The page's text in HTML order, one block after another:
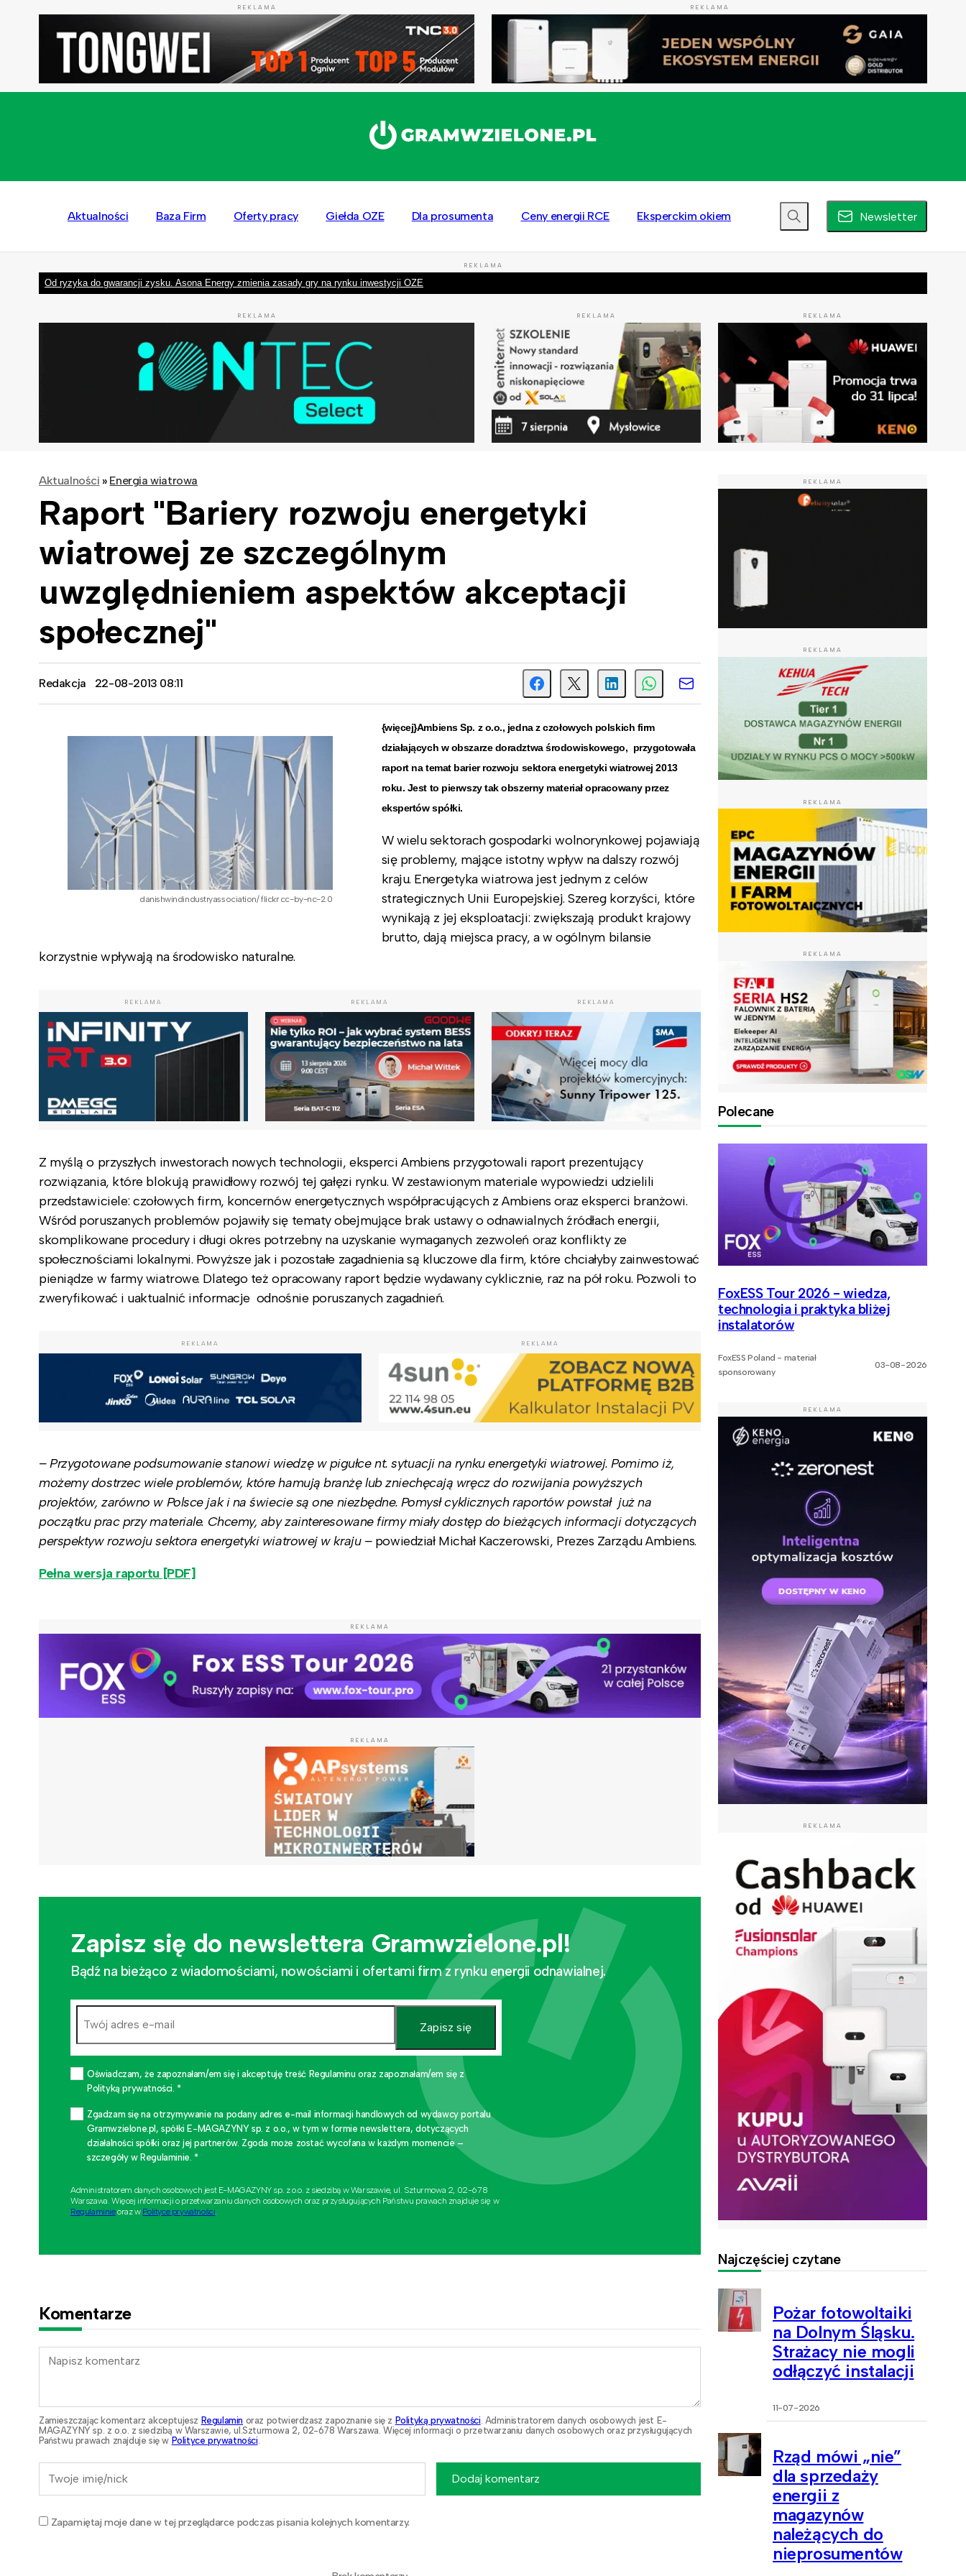
REKLAMA REKLAMA
Aktualności Baza Firm Oferty pracy Giełda OZE Dla prosumenta Ceny energii RCE Eksperckim okiem Newsletter
REKLAMA
Od ryzyka do gwarancji zysku. Asona Energy zmienia zasady gry na rynku inwestycji OZE
REKLAMA REKLAMA REKLAMA
Aktualności » Energia wiatrowa
Raport "Bariery rozwoju energetyki
wiatrowej ze szczególnym
uwzględnieniem aspektów akceptacji
społecznej"
Redakcja 22-08-2013 08:11
danishwindindustryassociation/ flickr cc-by-nc-2.0
{więcej}Ambiens Sp. z o.o., jedna z czołowych polskich firm
działających w obszarzedoradztwa środowiskowego, przygotowała
raport na temat barier rozwoju sektora energetyki wiatrowej 2013
roku. Jest to pierwszy tak obszerny materiał opracowany przez
ekspertów spółki.
W wielu sektorach gospodarki wolnorynkowej pojawiają
się problemy, mające istotny wpływ na dalszy rozwój
kraju. Energetyka wiatrowa jest jednym z celów
strategicznych Unii Europejskiej. Szereg korzyści, które
wynikają z jej eksploatacji: zwiększają produkt krajowy
brutto, dają miejsca pracy, a w ogólnym bilansie
korzystnie wpływają na środowisko naturalne.
REKLAMA REKLAMA REKLAMA
Z myślą o przyszłych inwestorach nowych technologii, eksperci Ambiens przygotowali raport prezentujący
rozwiązania, które blokują prawidłowy rozwój tej gałęzi rynku. W zestawionym materiale wypowiedzi udzielili
przedstawiciele: czołowych firm, koncernów energetycznych współpracujących z Ambiens oraz eksperci branżowi.
Wśród poruszanych problemów pojawiły się tematy obejmujące brak ustawy o odnawialnych źródłach energii,
skomplikowane procedury i długi okres potrzebny na uzyskanie wymaganych zezwoleń oraz konflikty ze
społecznościami lokalnymi. Powyższe jak i pozostałe zagadnienia są kluczowe dla firm, które chciałyby zainwestować
pieniądze w farmy wiatrowe. Dlatego też opracowany raport będzie wydawany cyklicznie, raz na pół roku. Pozwoli to
zweryfikować i uaktualnić informacje odnośnie poruszanych zagadnień.
REKLAMA REKLAMA
– Przygotowane podsumowanie stanowi wiedzę w pigułce nt. sytuacji na rynku energetyki wiatrowej. Pomimo iż,
możemy dostrzec wiele problemów, które hamują branżę lub zniechęcają wręcz do rozwijania powyższych
projektów, zarówno w Polsce jak i na świecie są one niezbędne. Pomysł cyklicznych raportów powstał już na
początku prac przy materiale. Chcemy, aby zainteresowane firmy miały dostęp do bieżących informacji dotyczących
perspektyw rozwoju sektora energetyki wiatrowej w kraju – powiedział Michał Kaczerowski, Prezes Zarządu Ambiens.
Pełna wersja raportu [PDF]
REKLAMA
REKLAMA
Zapisz się do newslettera Gramwzielone.pl!
Bądź na bieżąco z wiadomościami, nowościami i ofertami firm z rynku energii odnawialnej.
Zapisz się
Oświadczam, że zapoznałam/em się i akceptuję treść Regulaminu oraz zapoznałam/em się z
Polityką prywatności. *
Zgadzam się na otrzymywanie na podany adres e-mail informacji handlowych od wydawcy portalu
Gramwzielone.pl, spółki E-MAGAZYNY sp. z o.o., w tym w formie newslettera, dotyczących
działalności spółki oraz jej partnerów. Zgoda może zostać wycofana w każdym momencie –
szczegóły w Regulaminie. *
Administratorem danych osobowych jest E-MAGAZYNY sp. z o.o. z siedzibą w Warszawie, ul. Szturmowa 2, 02-678
Warszawa. Więcej informacji o przetwarzaniu danych osobowych oraz przysługujących Państwu prawach znajduje się w
Regulaminieoraz w Polityce prywatności
Komentarze
Zamieszczając komentarz akceptujesz Regulamin oraz potwierdzasz zapoznanie się z Polityką prywatności . Administratorem danych osobowych jest E-
MAGAZYNY sp. z o.o. z siedzibą w Warszawie, ul.Szturmowa 2, 02-678 Warszawa. Więcej informacji o przetwarzaniu danych osobowych oraz przysługujących
Państwu prawach znajduje się w Polityce prywatności
Zapamiętaj moje dane w tej przeglądarce podczas pisania kolejnych komentarzy.
Dodaj komentarz
REKLAMA
REKLAMA
REKLAMA
REKLAMA
Polecane
FoxESS Tour 2026 - wiedza,
technologia i praktyka bliżej
instalatorów
FoxESS Poland - materiał
sponsorowany
03-08-2026
REKLAMA
REKLAMA
Najczęściej czytane
Pożar fotowoltaiki
na Dolnym Śląsku.
Strażacy nie mogli
odłączyć instalacji
11-07-2026
Rząd mówi „nie”
dla sprzedaży
energii z
magazynów
należących do
nieprosumentów